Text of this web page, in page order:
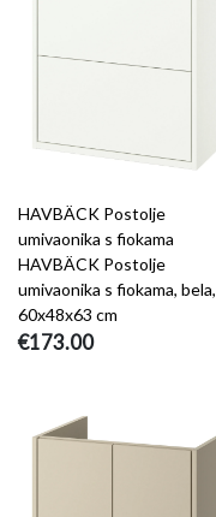
HAVBÄCK Postolje
umivaonika s fiokama
HAVBÄCK Postolje
umivaonika s fiokama, bela,
60x48x63 cm
€173.00